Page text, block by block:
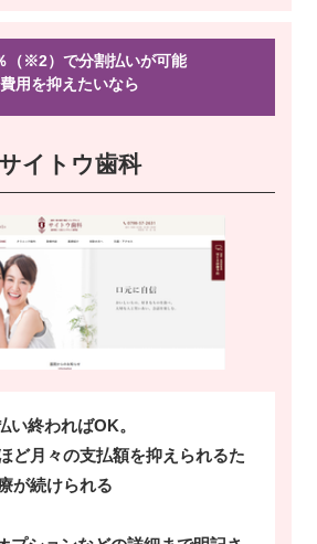
（※2）で分割払いが可能
費用を抑えたいなら
サイトウ歯科
終わればOK。
ど月々の支払額を抑えられるた
が続けられる